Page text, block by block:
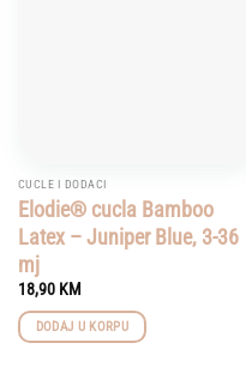
CUCLE I DODACI
Elodie® cucla Bamboo
Latex – Juniper Blue, 3-36
mj
18,90 KM
DODAJ U KORPU